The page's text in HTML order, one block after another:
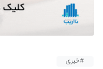
#خبری